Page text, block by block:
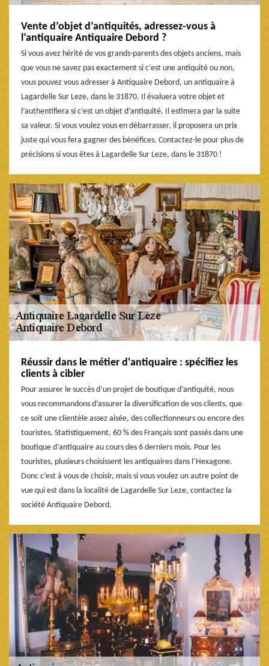
Vente d’objet d’antiquités, adressez-vous à
l’antiquaire Antiquaire Debord ?
Si vous avez hérité de vos grands-parents des objets anciens, mais
que vous ne savez pas exactement si c’est une antiquité ou non,
vous pouvez vous adresser à Antiquaire Debord, un antiquaire à
Lagardelle Sur Leze, dans le 31870. Il évaluera votre objet et
l’authentifiera si c’est un objet d’antiquité. Il estimera par la suite
sa valeur. Si vous voulez vous en débarrasser, il proposera un prix
juste qui vous fera gagner des bénéfices. Contactez-le pour plus de
précisions si vous êtes à Lagardelle Sur Leze, dans le 31870 !
Réussir dans le métier d'antiquaire : spécifiez les
clients à cibler
Pour assurer le succès d’un projet de boutique d’antiquité, nous
vous recommandons d’assurer la diversification de vos clients, que
ce soit une clientèle assez aisée, des collectionneurs ou encore des
touristes. Statistiquement, 60 % des Français sont passés dans une
boutique d’antiquaire au cours des 6 derniers mois. Pour les
touristes, plusieurs choisissent les antiquaires dans l’Hexagone.
Donc c’est à vous de choisir, mais si vous voulez un autre point de
vue qui est dans la localité de Lagardelle Sur Leze, contactez la
société Antiquaire Debord.